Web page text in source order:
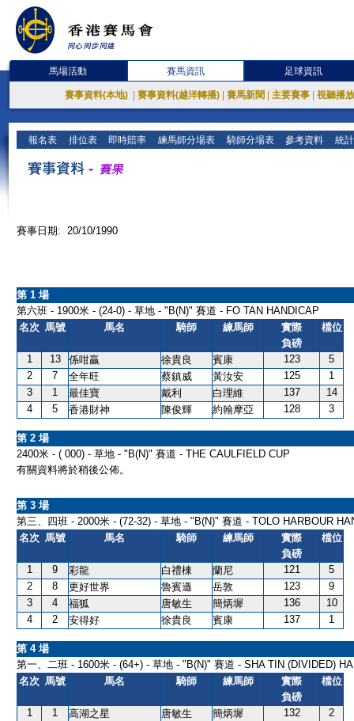
馬場活動 賽馬資訊 足球資訊
賽事資料(本地) 賽事資料(越洋轉播) 賽馬新聞 主要賽事 視聽播
報名表 排位表 即時賠率 練馬師分場表 騎師分場表 參考資料 統
賽事日期: 20/10/1990
第 1 場
第六班 - 1900米 - (24-0) - 草地 - "B(N)" 賽道 - FO TAN HANDICAP
名次 馬號 馬名 騎師 練馬師
實際
負磅
檔位
1 13 係咁贏 徐貴良 賓康 123
5
2
7 全年旺 蔡鎮威 黃汝安 125
1
3
1 最佳寶 戴利 白理維 137
14
4
5 香港財神 陳俊輝 約翰摩亞 128 3
第 2 場
2400米 - ( 000) - 草地 - "B(N)" 賽道 - THE CAULFIELD CUP
有關資料將於稍後公佈。
第 3 場
第三、四班 - 2000米 - (72-32) - 草地 - "B(N)" 賽道 - TOLO HARBOUR
名次 馬號 馬名 騎師 練馬師
實際
負磅
檔位
1 9 彩龍 白禮棟 蘭尼 121
5
2
8 更好世界 魯賓遜 岳敦 123
9
3
4 福狐 唐敏生 簡炳墀 136
10
4
2 安得好 徐貴良 賓康 137 1
第 4 場
第一、二班 - 1600米 - (64+) - 草地 - "B(N)" 賽道 - SHA TIN (DIVIDED)
名次 馬號 馬名 騎師 練馬師
實際
負磅
檔位
1 1 高湖之星 唐敏生 簡炳墀 132
2